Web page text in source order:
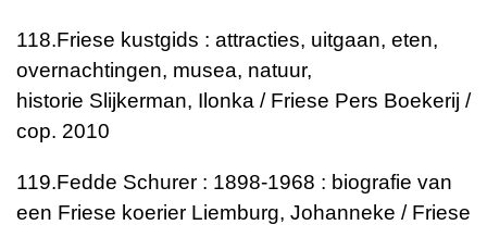
118.Friese kustgids : attracties, uitgaan, eten,
overnachtingen, musea, natuur,
historie Slijkerman, Ilonka / Friese Pers Boekerij /
cop. 2010
119.Fedde Schurer : 1898-1968 : biografie van
een Friese koerier Liemburg, Johanneke / Friese